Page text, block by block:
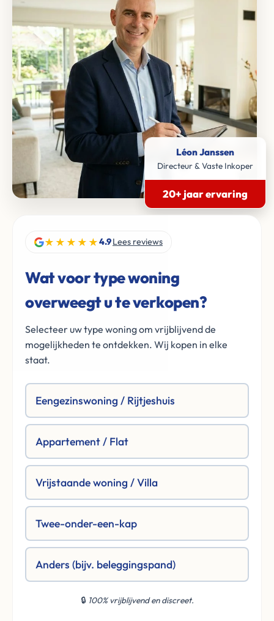
Léon Janssen
Directeur & Vaste Inkoper
20+ jaar ervaring
★★★★★4.9Lees reviews
Wat voor type woning
overweegt u te verkopen?
Selecteer uw type woning om vrijblijvend de
mogelijkheden te ontdekken. Wij kopen in elke
staat.
Eengezinswoning / Rijtjeshuis
Appartement / Flat
Vrijstaande woning / Villa
Twee-onder-een-kap
Anders (bijv. beleggingspand)
🔒 100% vrijblijvend en discreet.